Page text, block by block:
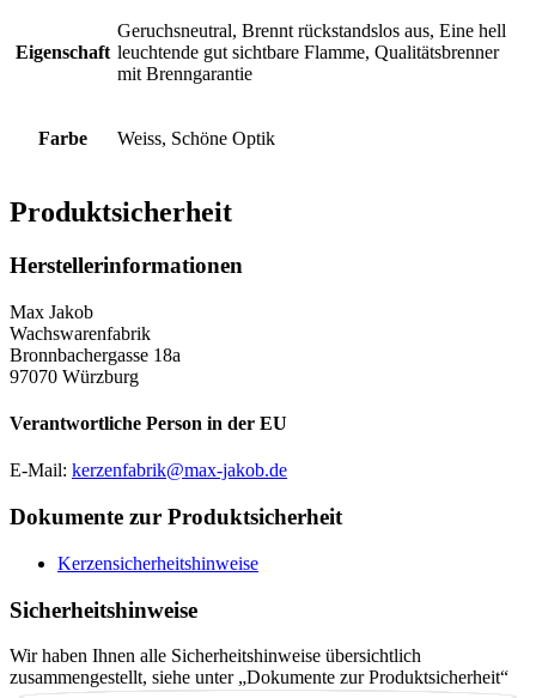
Eigenschaft
Geruchsneutral, Brennt rückstandslos aus, Eine hell
leuchtende gut sichtbare Flamme, Qualitätsbrenner
mit Brenngarantie
Farbe Weiss, Schöne Optik
Produktsicherheit
Herstellerinformationen
Max Jakob
Wachswarenfabrik
Bronnbachergasse 18a
97070 Würzburg
Verantwortliche Person in der EU
E-Mail: kerzenfabrik@max-jakob.de
Dokumente zur Produktsicherheit
Kerzensicherheitshinweise
Sicherheitshinweise
Wir haben Ihnen alle Sicherheitshinweise übersichtlich
zusammengestellt, siehe unter „Dokumente zur Produktsicherheit“